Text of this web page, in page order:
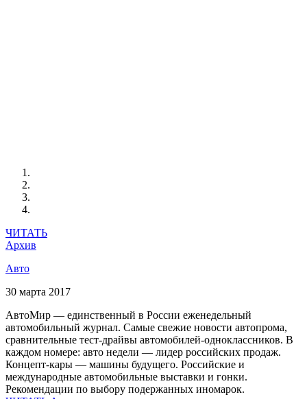
ЧИТАТЬ
Архив
Авто
30 марта 2017
АвтоМир — единственный в России еженедельный
автомобильный журнал. Самые свежие новости автопрома,
сравнительные тест-драйвы автомобилей-одноклассников. В
каждом номере: авто недели — лидер российских продаж.
Концепт-кары — машины будущего. Российские и
международные автомобильные выставки и гонки.
Рекомендации по выбору подержанных иномарок.